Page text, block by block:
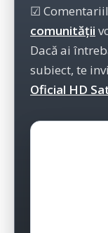
☑
comunității
Dacă ai
subiect, te
Oficial HD